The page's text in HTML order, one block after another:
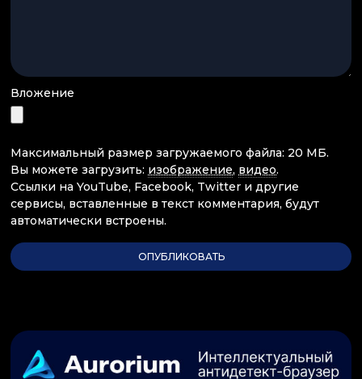
Вложение
Максимальный размер загружаемого файла: 20 МБ.
Вы можете загрузить: изображение, видео.
Ссылки на YouTube, Facebook, Twitter и другие
сервисы, вставленные в текст комментария, будут
автоматически встроены.